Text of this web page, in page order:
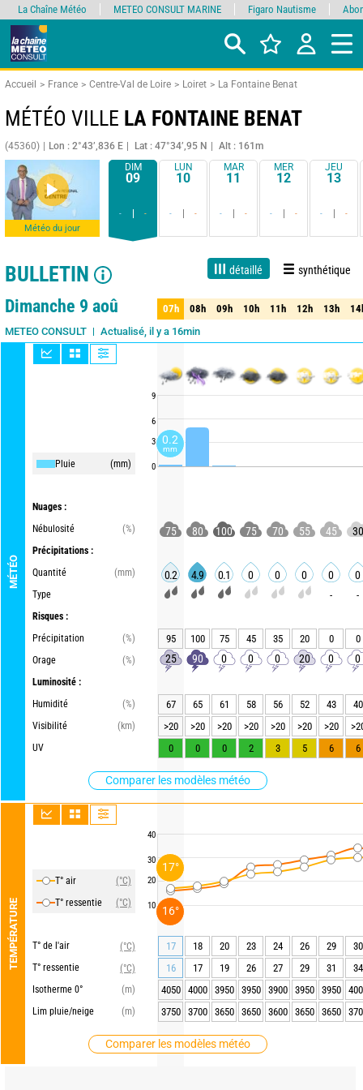
Accueil France Centre-Val de Loire Loiret La Fontaine Benat
MÉTÉO VILLE LA FONTAINE BENAT
(45360) Lon : 2°43’,836 E Lat : 47°34’,95 N Alt : 161m
Météo du jour
DIM
09
- -
LUN
10
- -
MAR
11
- -
MER
12
- -
JEU
13
- -
BULLETIN détaillé synthétique
Live 1 jour 3 jours 15 jours Fiabilité 75%
Dimanche 9 aoû
METEO CONSULT Actualisé, il y a 16min
MÉTÉO
Pluie (mm)
Nuages :
Nébulosité
(%)
Précipitations :
Quantité
(mm)
Type
Risques :
Précipitation
(%)
Orage
(%)
Luminosité :
Humidité
(%)
Visibilité
(km)
UV
Comparer les modèles météo
TEMPÉRATURE
T° air
(°C)
T° ressentie
(°C)
T° de l'air
(°C)
T° ressentie
(°C)
Isotherme 0°
(m)
Lim pluie/neige
(m)
Comparer les modèles météo
9
6
3
0
40
30
20
10
07h 08h 09h 10h 11h 12h 13h
07h 08h 09h 10h 11h 12h 13h
75 80 100 75 70 55 45 30
0.2 4.9 0.1 0 0 0 0 0
- -
95 100 75 45 35 20 0 0
25 90 0 0 0 20 0 0
67 65 61 58 56 52 43
40
>20
>20 >20 >20 >20 >20 >20
0
0 0 2 3 5 6 6
17 18 20 23 24 26 29
30
16
17 19 26 27 29 31
34
4050
4000 3950 3950 3900 3950 3950
3750
3700 3650 3650 3600 3650 3650
La Chaîne Météo METEO CONSULT MARINE Figaro Nautisme
0.2
mm
17°
16°